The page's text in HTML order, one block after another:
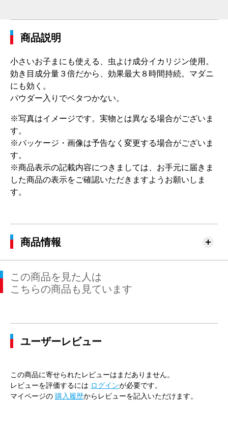
商品説明
小さいお子まにも使える、虫よけ成分イカリジン使用。
効き目成分量３倍だから、効果最大８時間持続。マダニ
にも効く。
パウダー入りでベタつかない。
※写真はイメージです。実物とは異なる場合がございま
す。
※パッケージ・画像は予告なく変更する場合がございま
す。
※商品表示の記載内容につきましては、お手元に届きま
した商品の表示をご確認いただきますようお願いしま
す。
商品情報
この商品を見た人は
こちらの商品も見ています
ユーザーレビュー
この商品に寄せられたレビューはまだありません。
レビューを評価するには ログインが必要です。
マイページの 購入履歴からレビューを記入いただけます。